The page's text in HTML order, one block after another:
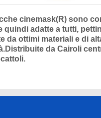
cinemask(R) sono
quindi adatte a tutti,
da ottimi materiali e di
da Cairoli